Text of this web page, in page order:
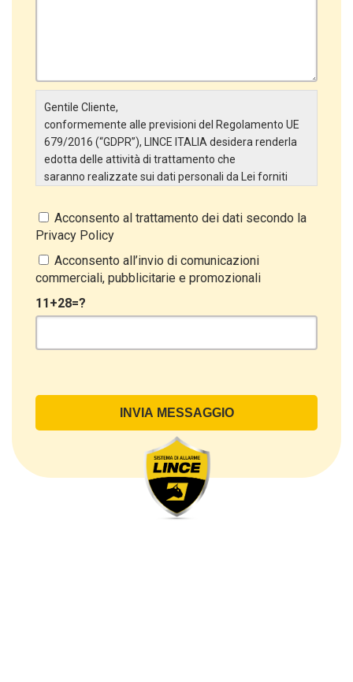
Gentile Cliente,
conformemente alle previsioni del Regolamento UE
679/2016 (“GDPR”), LINCE ITALIA desidera renderla
edotta delle attività di trattamento che
saranno realizzate sui dati personali da Lei forniti
particolare:
Titolare del Trattamento
Il Titolare del Trattamento è LINCE ITALIA S.r.l., con
sede in Via Variante di Cancelliera snc 00072 –
Ariccia (RM). L’interessato può esercitare i
propri diritti inviando una raccomandata alla sede
Oggetto del Trattamento
di contatto, così come altri dati necessari ai fini della
fatturazione, come l’indirizzo). Con riferimento a
questi ultimi, cogliamo l’occasione per
sottolineare che i dati delle persone fisiche sono
sempre qualificati come personali, mentre le persone
giuridiche sono in via generale escluse
dal campo di applicazione del GDPR (artt. 1 e 4 del
Acconsento al trattamento dei dati secondo la
Privacy Policy
Acconsento all’invio di comunicazioni
commerciali, pubblicitarie e promozionali
11+28=?